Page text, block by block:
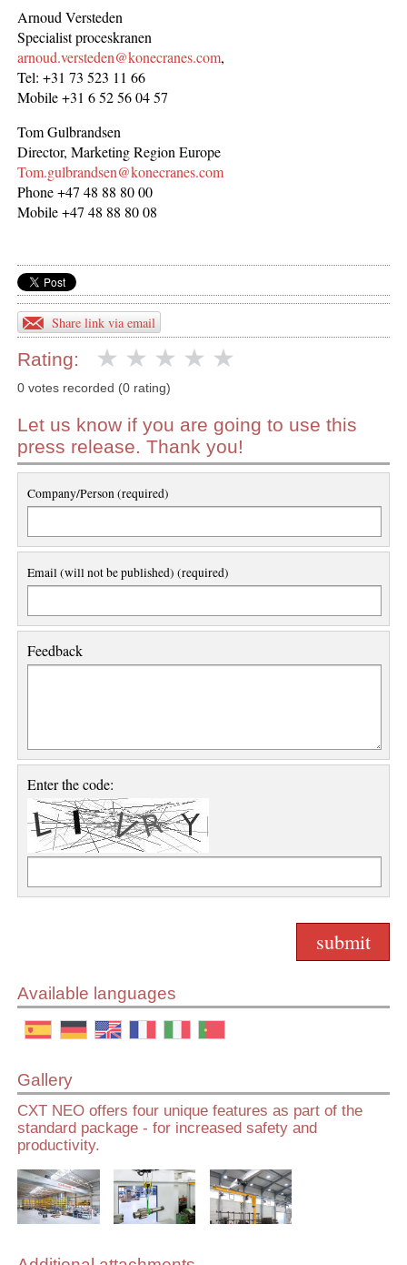
Arnoud Versteden
Specialist proceskranen
arnoud.versteden@konecranes.com,
Tel: +31 73 523 11 66
Mobile +31 6 52 56 04 57
Tom Gulbrandsen
Director, Marketing Region Europe
Tom.gulbrandsen@konecranes.com
Phone +47 48 88 80 00
Mobile +47 48 88 80 08
Share link via email
Rating:
0 votes recorded (0 rating)
Let us know if you are going to use this
press release. Thank you!
Company/Person (required)
Email (will not be published) (required)
Feedback
Enter the code:
Available languages
Gallery
CXT NEO offers four unique features as part of the
standard package - for increased safety and
productivity.